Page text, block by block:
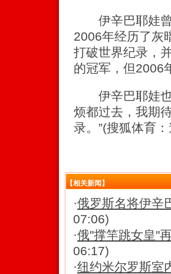
伊辛巴耶娃曾
2006年经历了灰
打破世界纪录，
的冠军，但2006
伊辛巴耶娃也
烦都过去，我期
录。”(搜狐体育
【相关新闻】
·俄罗斯名将伊辛
07:06)
·俄"撑竿跳女皇"
06:17)
·纽约米尔罗斯室